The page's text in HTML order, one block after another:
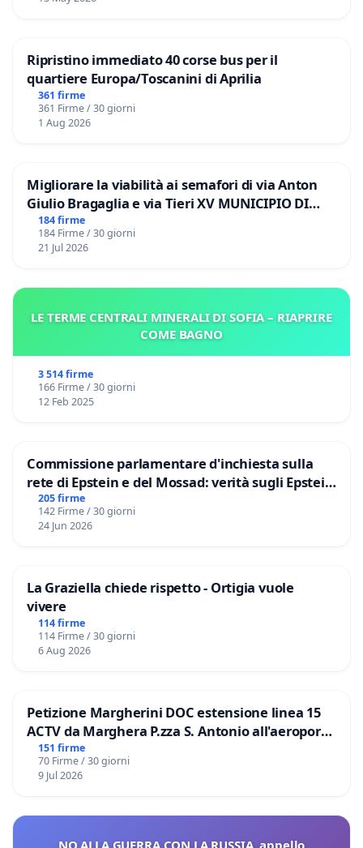
Ripristino immediato 40 corse bus per il
quartiere Europa/Toscanini di Aprilia
361 firme
361 Firme / 30 giorni
1 Aug 2026
Migliorare la viabilità ai semafori di via Anton
Giulio Bragaglia e via Tieri XV MUNICIPIO DI
ROMA
184 firme
184 Firme / 30 giorni
21 Jul 2026
LE TERME CENTRALI MINERALI DI SOFIA – RIAPRIRE
COME BAGNO
3 514 firme
166 Firme / 30 giorni
12 Feb 2025
Commissione parlamentare d'inchiesta sulla
rete di Epstein e del Mossad: verità sugli Epstein
Files
205 firme
142 Firme / 30 giorni
24 Jun 2026
La Graziella chiede rispetto - Ortigia vuole
vivere
114 firme
114 Firme / 30 giorni
6 Aug 2026
Petizione Margherini DOC estensione linea 15
ACTV da Marghera P.zza S. Antonio all'aeroporto
Marco Polo tariffa a € 1,50
151 firme
70 Firme / 30 giorni
9 Jul 2026